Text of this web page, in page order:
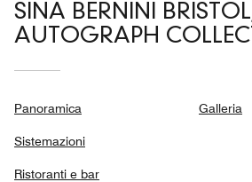
SINA BERNINI
AUTOGRAPH
Panoramica
Sistemazioni
Ristoranti e bar
Galleria